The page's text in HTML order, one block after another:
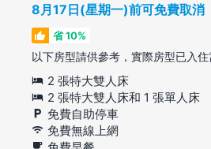
8月17日(星期一)前可免費取消
省 10%
以下房型請供參考，實際房型已入
2 張特大雙人床
2 張特大雙人床和 1 張單人床
免費自助停車
免費無線上網